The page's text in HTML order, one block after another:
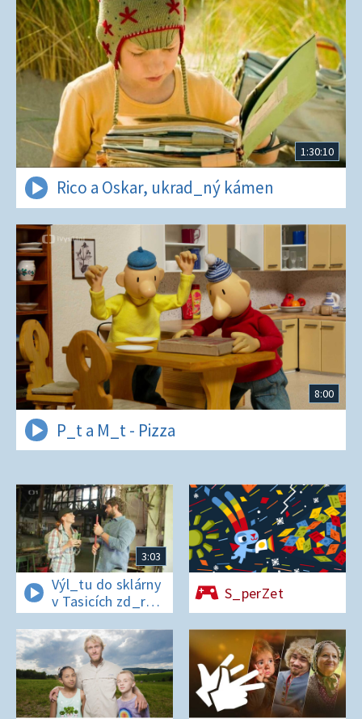
1:30:10
Rico a Oskar, ukrad_ný kámen
8:00
P_t a M_t - Pizza
3:03
Výl_tu do sklárny
v Tasicích zd_r
a Čern_bílovi
zm_r!
S_perZet